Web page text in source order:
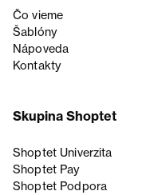
Čo vieme
Šablóny
Nápoveda
Kontakty
Skupina Shoptet
Shoptet Univerzita
Shoptet Pay
Shoptet Podpora